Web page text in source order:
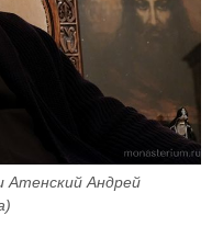
Атенский Андрей